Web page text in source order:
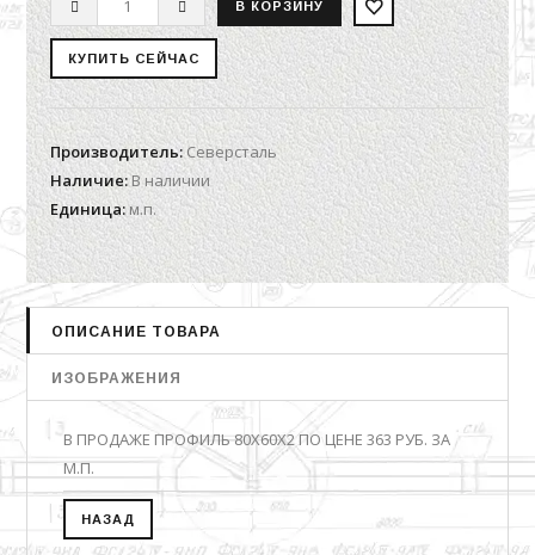
Производитель:Северсталь
Наличие:В наличии
Единица:м.п.
ОПИСАНИЕ ТОВАРА
ИЗОБРАЖЕНИЯ
В ПРОДАЖЕ ПРОФИЛЬ 80Х60Х2 ПО ЦЕНЕ 363 РУБ. ЗА
М.П.